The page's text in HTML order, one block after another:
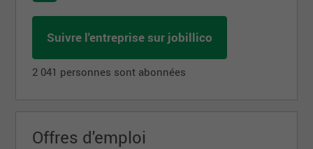
Suivre l'entreprise sur jobillico
2 041 personnes sont abonnées
Offres d'emploi